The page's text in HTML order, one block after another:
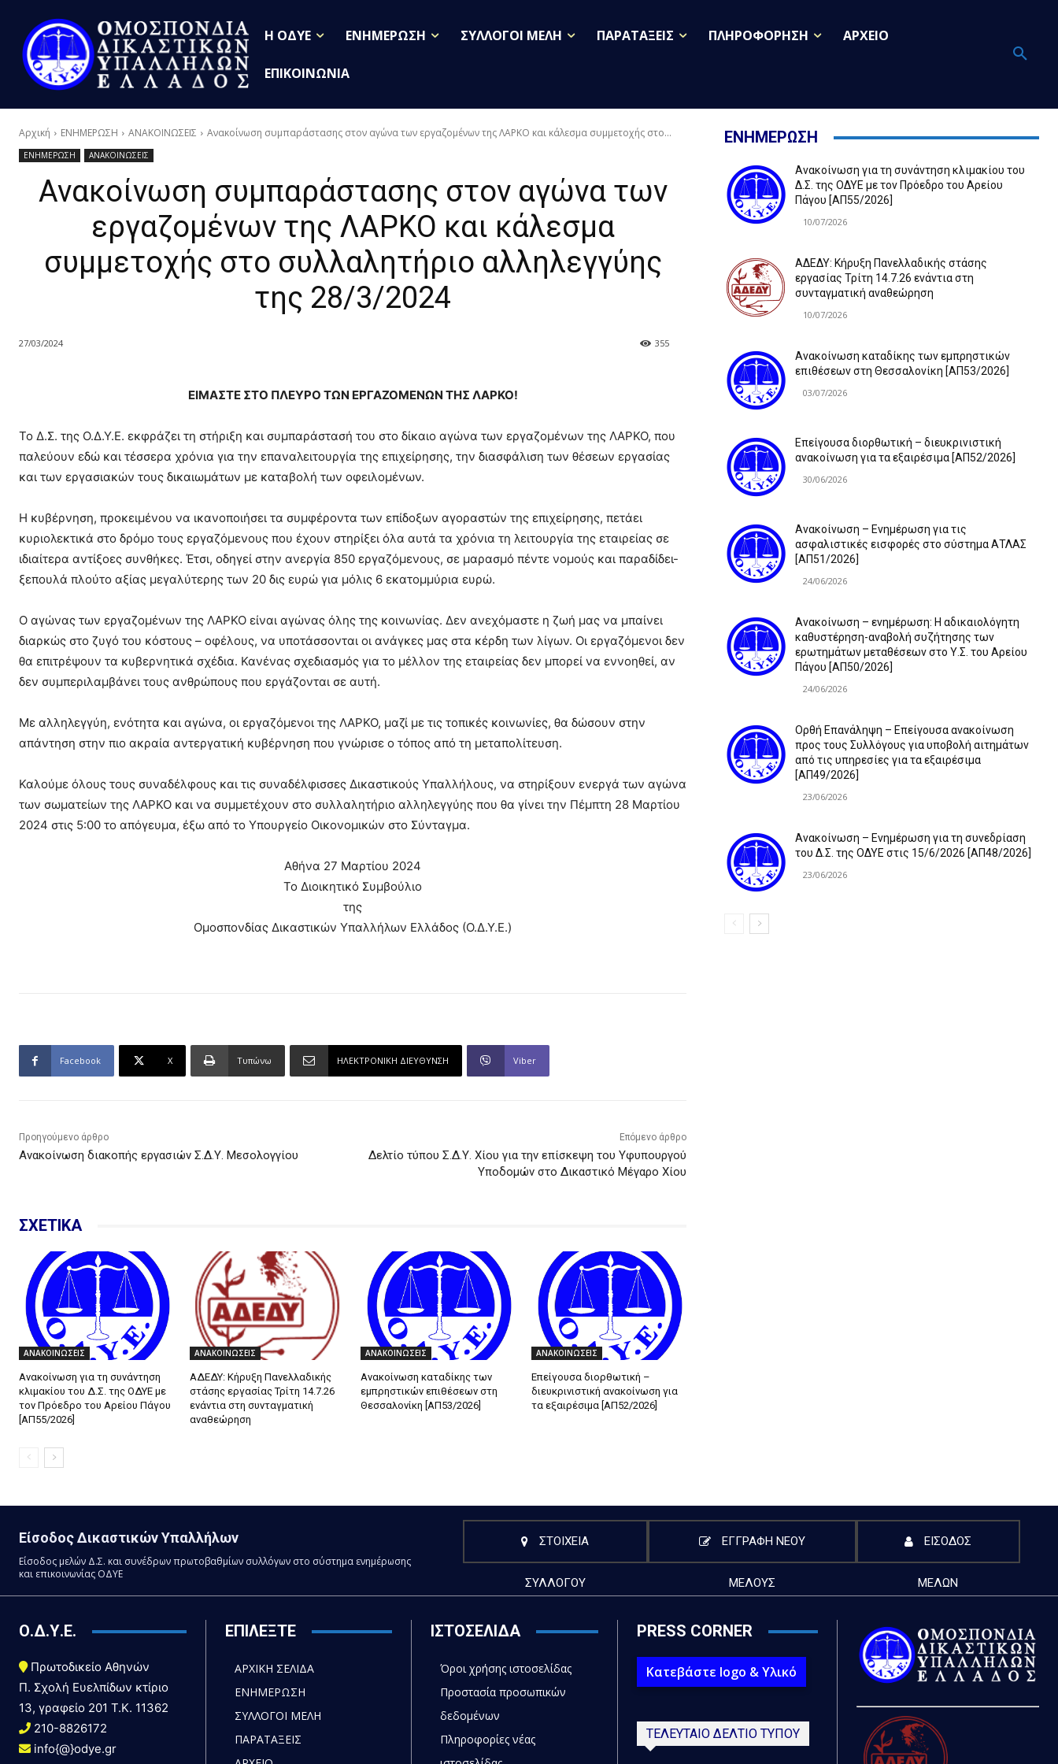
Η ΟΔΥΕ ΕΝΗΜΕΡΩΣΗ ΣΥΛΛΟΓΟΙ ΜΕΛΗ ΠΑΡΑΤΑΞΕΙΣ ΠΛΗΡΟΦΟΡΗΣΗ ΑΡΧΕΙΟ
ΕΠΙΚΟΙΝΩΝΙΑ
Αρχική ΕΝΗΜΕΡΩΣΗ ΑΝΑΚΟΙΝΩΣΕΙΣ Ανακοίνωση συμπαράστασης στον αγώνα των εργαζομένων της ΛΑΡΚΟ και κάλεσμα συμμετοχής στο...
ΕΝΗΜΕΡΩΣΗ ΑΝΑΚΟΙΝΩΣΕΙΣ
Ανακοίνωση συμπαράστασης στον αγώνα των
εργαζομένων της ΛΑΡΚΟ και κάλεσμα
συμμετοχής στο συλλαλητήριο αλληλεγγύης
της 28/3/2024
355
27/03/2024
ΕΙΜΑΣΤΕ ΣΤΟ ΠΛΕΥΡΟ ΤΩΝ ΕΡΓΑΖΟΜΕΝΩΝ ΤΗΣ ΛΑΡΚΟ!
Το Δ.Σ. της Ο.Δ.Υ.Ε. εκφράζει τη στήριξη και συμπαράστασή του στο δίκαιο αγώνα των εργαζομένων της ΛΑΡΚΟ, που
παλεύουν εδώ και τέσσερα χρόνια για την επαναλειτουργία της επιχείρησης, την διασφάλιση των θέσεων εργασίας
και των εργασιακών τους δικαιωμάτων με καταβολή των οφειλομένων.
Η κυβέρνηση, προκειμένου να ικανοποιήσει τα συμφέροντα των επίδοξων αγοραστών της επιχείρησης, πετάει
κυριολεκτικά στο δρόμο τους εργαζόμενους που έχουν στηρίξει όλα αυτά τα χρόνια τη λειτουργία της εταιρείας σε
ιδιαίτερα αντίξοες συνθήκες. Έτσι, οδηγεί στην ανεργία 850 εργαζόμενους, σε μαρασμό πέντε νομούς και παραδίδει-
ξεπουλά πλούτο αξίας μεγαλύτερης των 20 δις ευρώ για μόλις 6 εκατομμύρια ευρώ.
Ο αγώνας των εργαζομένων της ΛΑΡΚΟ είναι αγώνας όλης της κοινωνίας. Δεν ανεχόμαστε η ζωή μας να μπαίνει
διαρκώς στο ζυγό του κόστους – οφέλους, να υποτάσσονται οι ανάγκες μας στα κέρδη των λίγων. Οι εργαζόμενοι δεν
θα επιτρέψουν τα κυβερνητικά σχέδια. Κανένας σχεδιασμός για το μέλλον της εταιρείας δεν μπορεί να εννοηθεί, αν
δεν συμπεριλαμβάνει τους ανθρώπους που εργάζονται σε αυτή.
Με αλληλεγγύη, ενότητα και αγώνα, οι εργαζόμενοι της ΛΑΡΚΟ, μαζί με τις τοπικές κοινωνίες, θα δώσουν στην
απάντηση στην πιο ακραία αντεργατική κυβέρνηση που γνώρισε ο τόπος από τη μεταπολίτευση.
Καλούμε όλους τους συναδέλφους και τις συναδέλφισσες Δικαστικούς Υπαλλήλους, να στηρίξουν ενεργά των αγώνα
των σωματείων της ΛΑΡΚΟ και να συμμετέχουν στο συλλαλητήριο αλληλεγγύης που θα γίνει την Πέμπτη 28 Μαρτίου
2024 στις 5:00 το απόγευμα, έξω από το Υπουργείο Οικονομικών στο Σύνταγμα.
Αθήνα 27 Μαρτίου 2024
Το Διοικητικό Συμβούλιο
της
Ομοσπονδίας Δικαστικών Υπαλλήλων Ελλάδος (Ο.Δ.Υ.Ε.)
Facebook X Τυπώνω ΗΛΕΚΤΡΟΝΙΚΗ ΔΙΕΥΘΥΝΣΗ Viber
Προηγούμενο άρθρο
Ανακοίνωση διακοπής εργασιών Σ.Δ.Υ. Μεσολογγίου
Επόμενο άρθρο
Δελτίο τύπου Σ.Δ.Υ. Χίου για την επίσκεψη του Υφυπουργού
Υποδομών στο Δικαστικό Μέγαρο Χίου
ΣΧΕΤΙΚΑ
ΑΝΑΚΟΙΝΩΣΕΙΣ
Ανακοίνωση για τη συνάντηση
κλιμακίου του Δ.Σ. της ΟΔΥΕ με
τον Πρόεδρο του Αρείου Πάγου
[ΑΠ55/2026]
ΑΝΑΚΟΙΝΩΣΕΙΣ
ΑΔΕΔΥ: Κήρυξη Πανελλαδικής
στάσης εργασίας Τρίτη 14.7.26
ενάντια στη συνταγματική
αναθεώρηση
ΑΝΑΚΟΙΝΩΣΕΙΣ
Ανακοίνωση καταδίκης των
εμπρηστικών επιθέσεων στη
Θεσσαλονίκη [ΑΠ53/2026]
ΑΝΑΚΟΙΝΩΣΕΙΣ
Επείγουσα διορθωτική –
διευκρινιστική ανακοίνωση για
τα εξαιρέσιμα [ΑΠ52/2026]
ΕΝΗΜΕΡΩΣΗ
Ανακοίνωση για τη συνάντηση κλιμακίου του
Δ.Σ. της ΟΔΥΕ με τον Πρόεδρο του Αρείου
Πάγου [ΑΠ55/2026]
10/07/2026
ΑΔΕΔΥ: Κήρυξη Πανελλαδικής στάσης
εργασίας Τρίτη 14.7.26 ενάντια στη
συνταγματική αναθεώρηση
10/07/2026
Ανακοίνωση καταδίκης των εμπρηστικών
επιθέσεων στη Θεσσαλονίκη [ΑΠ53/2026]
03/07/2026
Επείγουσα διορθωτική – διευκρινιστική
ανακοίνωση για τα εξαιρέσιμα [ΑΠ52/2026]
30/06/2026
Ανακοίνωση – Ενημέρωση για τις
ασφαλιστικές εισφορές στο σύστημα ΑΤΛΑΣ
[ΑΠ51/2026]
24/06/2026
Ανακοίνωση – ενημέρωση: Η αδικαιολόγητη
καθυστέρηση-αναβολή συζήτησης των
ερωτημάτων μεταθέσεων στο Υ.Σ. του Αρείου
Πάγου [ΑΠ50/2026]
24/06/2026
Ορθή Επανάληψη – Επείγουσα ανακοίνωση
προς τους Συλλόγους για υποβολή αιτημάτων
από τις υπηρεσίες για τα εξαιρέσιμα
[ΑΠ49/2026]
23/06/2026
Ανακοίνωση – Ενημέρωση για τη συνεδρίαση
του Δ.Σ. της ΟΔΥΕ στις 15/6/2026 [ΑΠ48/2026]
23/06/2026
Είσοδος Δικαστικών Υπαλλήλων
Είσοδος μελών Δ.Σ. και συνέδρων πρωτοβαθμίων συλλόγων στο σύστημα ενημέρωσης
και επικοινωνίας ΟΔΥΕ
ΣΤΟΙΧΕΙΑ
ΣΥΛΛΟΓΟΥ
ΕΓΓΡΑΦΗ ΝΕΟΥ
ΜΕΛΟΥΣ
ΕΙΣΟΔΟΣ
ΜΕΛΩΝ
Ο.Δ.Υ.Ε.
Πρωτοδικείο Αθηνών
Π. Σχολή Ευελπίδων κτίριο
13, γραφείο 201 T.K. 11362
210-8826172
info{@}odye.gr
ΕΠΙΛΕΞΤΕ
ΑΡΧΙΚΗ ΣΕΛΙΔΑ
ΕΝΗΜΕΡΩΣΗ
ΣΥΛΛΟΓΟΙ ΜΕΛΗ
ΠΑΡΑΤΑΞΕΙΣ
ΙΣΤΟΣΕΛΙΔΑ
Όροι χρήσης ιστοσελίδας
Προστασία προσωπικών
δεδομένων
Πληροφορίες νέας
PRESS CORNER
Κατεβάστε logo & Υλικό
ΤΕΛΕΥΤΑΙΟ ΔΕΛΤΙΟ ΤΥΠΟΥ